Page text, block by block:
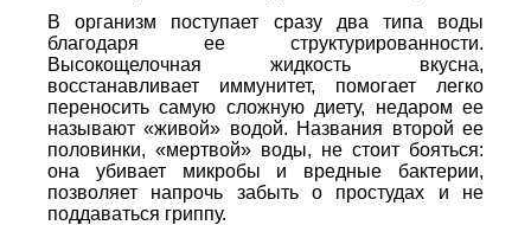
В организм поступает сразу два типа воды
благодаря ее структурированности.
Высокощелочная жидкость вкусна,
восстанавливает иммунитет, помогает легко
переносить самую сложную диету, недаром ее
называют «живой» водой. Названия второй ее
половинки, «мертвой» воды, не стоит бояться:
она убивает микробы и вредные бактерии,
позволяет напрочь забыть о простудах и не
поддаваться гриппу.